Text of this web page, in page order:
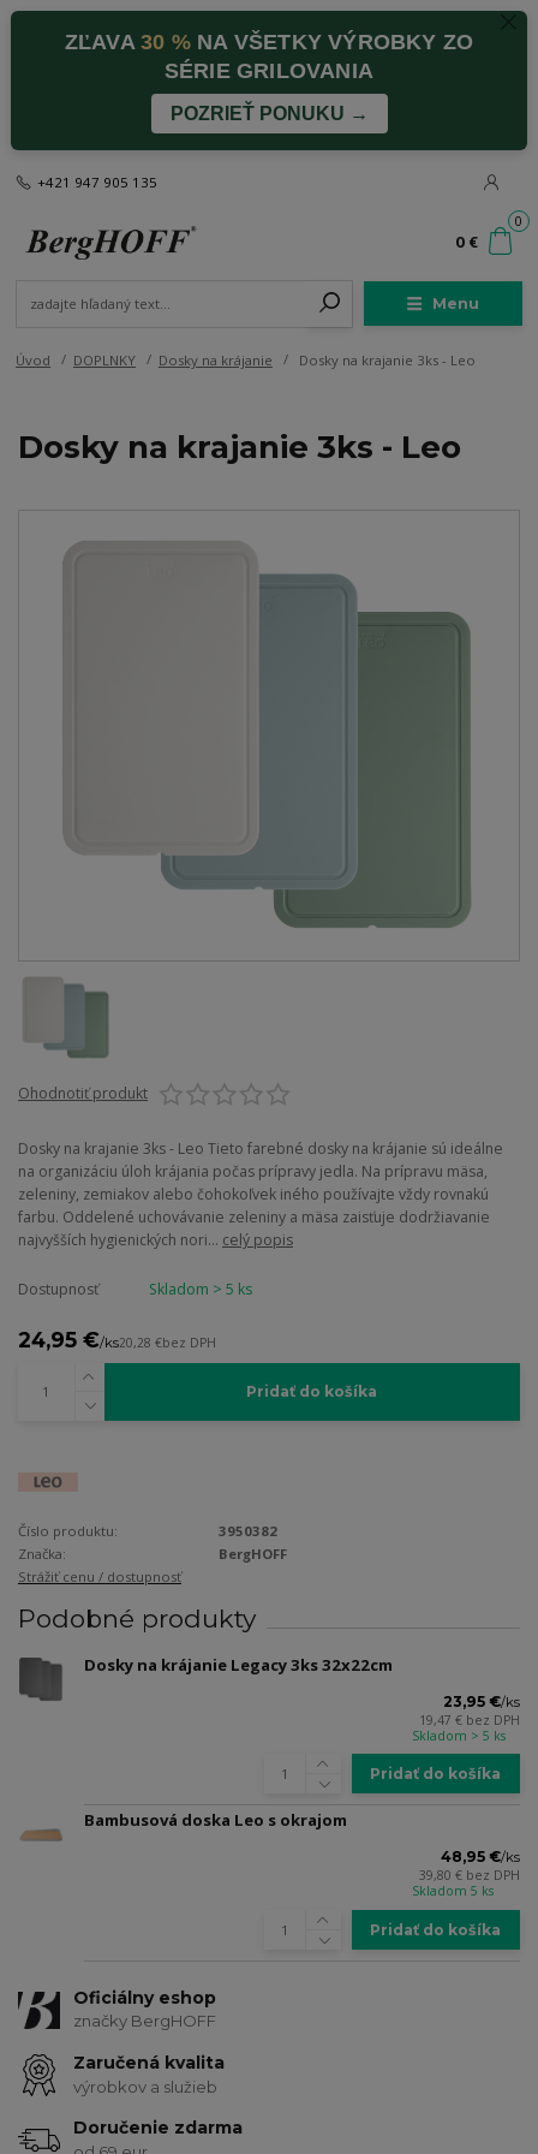
ZĽAVA30 %NA VŠETKY VÝROBKY ZO
SÉRIE GRILOVANIA
POZRIEŤ PONUKU →
Menu
+421 947 905 135
0
0 €
Úvod DOPLNKY Dosky na krájanie Dosky na krajanie 3ks - Leo
Dosky na krajanie 3ks - Leo
Ohodnotiť produkt
Dosky na krajanie 3ks - Leo Tieto farebné dosky na krájanie sú ideálne
na organizáciu úloh krájania počas prípravy jedla. Na prípravu mäsa,
zeleniny, zemiakov alebo čohokoľvek iného používajte vždy rovnakú
farbu. Oddelené uchovávanie zeleniny a mäsa zaisťuje dodržiavanie
najvyšších hygienických nori... celý popis
Dostupnosť Skladom > 5 ks
24,95 €/ks20,28 €bez DPH
Pridať do košíka
Číslo produktu:
3950382
Značka:
BergHOFF
Strážiť cenu / dostupnosť
Podobné produkty
Dosky na krájanie Legacy 3ks 32x22cm
23,95 €/ks
19,47 € bez DPH
Skladom > 5 ks
Pridať do košíka
Bambusová doska Leo s okrajom
48,95 €/ks
39,80 € bez DPH
Skladom 5 ks
Pridať do košíka
Oficiálny eshop
značky BergHOFF
Zaručená kvalita
výrobkov a služieb
Doručenie zdarma